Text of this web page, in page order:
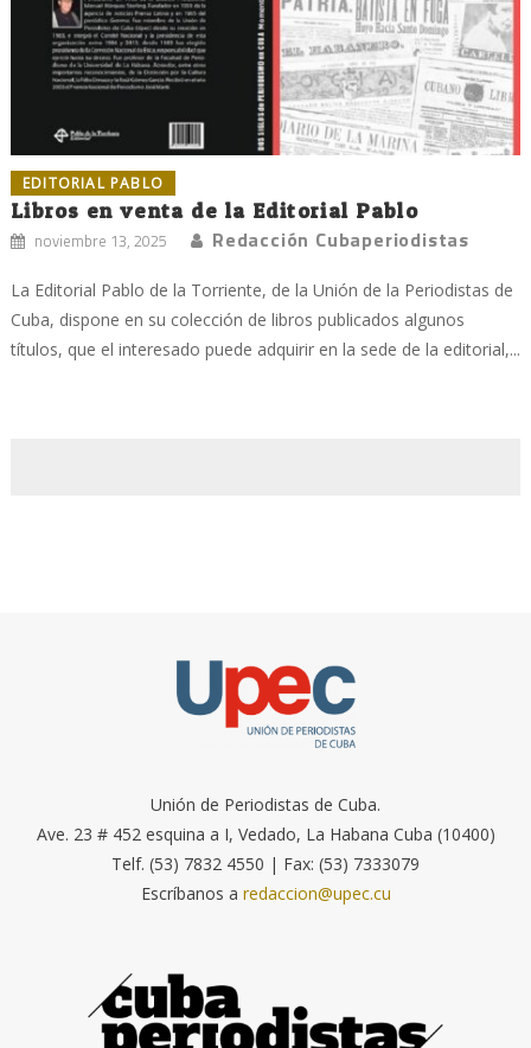
EDITORIAL PABLO
Libros en venta de la Editorial Pablo
noviembre 13, 2025 Redacción Cubaperiodistas
La Editorial Pablo de la Torriente, de la Unión de la Periodistas de
Cuba, dispone en su colección de libros publicados algunos
títulos, que el interesado puede adquirir en la sede de la editorial,...
Unión de Periodistas de Cuba.
Ave. 23 # 452 esquina a I, Vedado, La Habana Cuba (10400)
Telf. (53) 7832 4550 | Fax: (53) 7333079
Escríbanos a redaccion@upec.cu